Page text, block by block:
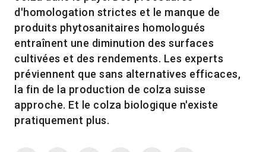
d'homologation strictes et le manque de
produits phytosanitaires homologués
entraînent une diminution des surfaces
cultivées et des rendements. Les experts
préviennent que sans alternatives efficaces,
la fin de la production de colza suisse
approche. Et le colza biologique n'existe
pratiquement plus.